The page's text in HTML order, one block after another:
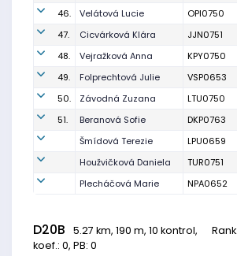
46.
Velátová Lucie OPI0750
47.
Cicvárková Klára JJN0751
48.
Vejražková Anna KPY0750
49.
Folprechtová Julie VSP0653
50.
Závodná Zuzana LTU0750
51.
Beranová Sofie DKP0763
Šmídová Terezie
LPU0659
Houžvičková Daniela
TUR0751
Plecháčová Marie
NPA0652
D20B 5.27 km, 190 m, 10 kontrol,
koef.: 0, PB: 0